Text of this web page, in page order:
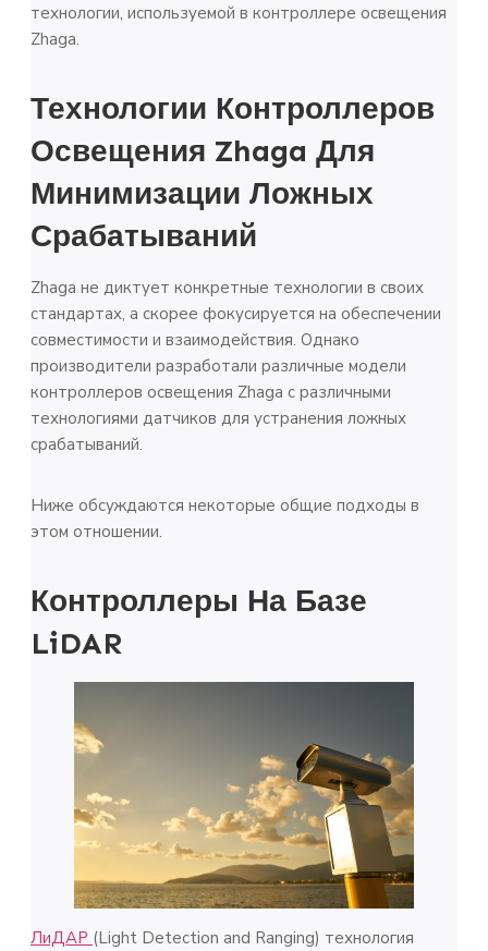
технологии, используемой в контроллере освещения
Zhaga.
Технологии Контроллеров
Освещения Zhaga Для
Минимизации Ложных
Срабатываний
Zhaga не диктует конкретные технологии в своих
стандартах, а скорее фокусируется на обеспечении
совместимости и взаимодействия. Однако
производители разработали различные модели
контроллеров освещения Zhaga с различными
технологиями датчиков для устранения ложных
срабатываний.
Ниже обсуждаются некоторые общие подходы в
этом отношении.
Контроллеры На Базе
LiDAR
ЛиДАР (Light Detection and Ranging) технология